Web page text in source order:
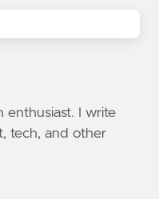
enthusiast. I write
tech, and other